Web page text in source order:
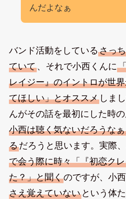
んだよなぁ
バンド活動をしているさっ
ていて、それで小西くんに
レイジー』のイントロが世
てほしい」とオススメしま
んがその話を最初にした時の
小西は聴く気ないだろうな
るだろうと思います。実際
で会う際に時々「『初恋ク
た？」と聞くのですが、小
さえ覚えていないという体